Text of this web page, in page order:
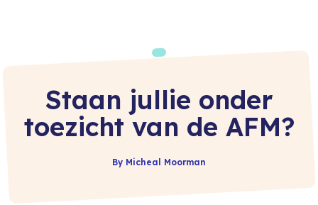
Staan jullie onder
toezicht van de AFM?
By Micheal Moorman